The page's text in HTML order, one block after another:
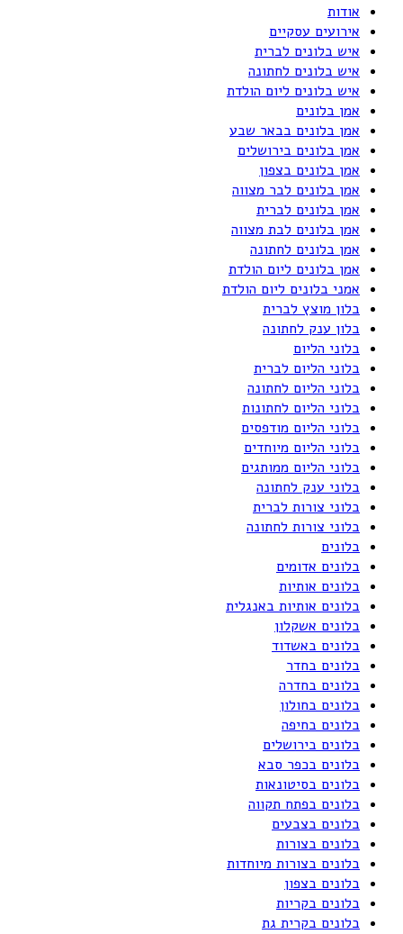
אודות
אירועים עסקיים
איש בלונים לברית
איש בלונים לחתונה
איש בלונים ליום הולדת
אמן בלונים
אמן בלונים בבאר שבע
אמן בלונים בירושלים
אמן בלונים בצפון
אמן בלונים לבר מצווה
אמן בלונים לברית
אמן בלונים לבת מצווה
אמן בלונים לחתונה
אמן בלונים ליום הולדת
אמני בלונים ליום הולדת
בלון מוצץ לברית
בלון ענק לחתונה
בלוני הליום
בלוני הליום לברית
בלוני הליום לחתונה
בלוני הליום לחתונות
בלוני הליום מודפסים
בלוני הליום מיוחדים
בלוני הליום ממותגים
בלוני ענק לחתונה
בלוני צורות לברית
בלוני צורות לחתונה
בלונים
בלונים אדומים
בלונים אותיות
בלונים אותיות באנגלית
בלונים אשקלון
בלונים באשדוד
בלונים בחדר
בלונים בחדרה
בלונים בחולון
בלונים בחיפה
בלונים בירושלים
בלונים בכפר סבא
בלונים בסיטונאות
בלונים בפתח תקווה
בלונים בצבעים
בלונים בצורות
בלונים בצורות מיוחדות
בלונים בצפון
בלונים בקריות
בלונים בקרית גת